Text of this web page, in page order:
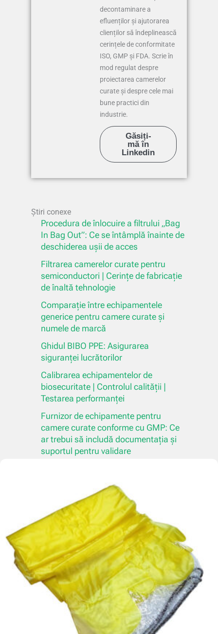
decontaminare a
efluenților și ajutorarea
clienților să îndeplinească
cerințele de conformitate
ISO, GMP și FDA. Scrie în
mod regulat despre
proiectarea camerelor
curate și despre cele mai
bune practici din
industrie.
Găsiți-
mă în
Linkedin
Știri conexe
Procedura de înlocuire a filtrului „Bag
In Bag Out”: Ce se întâmplă înainte de
deschiderea ușii de acces
Filtrarea camerelor curate pentru
semiconductori | Cerințe de fabricație
de înaltă tehnologie
Comparație între echipamentele
generice pentru camere curate și
numele de marcă
Ghidul BIBO PPE: Asigurarea
siguranței lucrătorilor
Calibrarea echipamentelor de
biosecuritate | Controlul calității |
Testarea performanței
Furnizor de echipamente pentru
camere curate conforme cu GMP: Ce
ar trebui să includă documentația și
suportul pentru validare